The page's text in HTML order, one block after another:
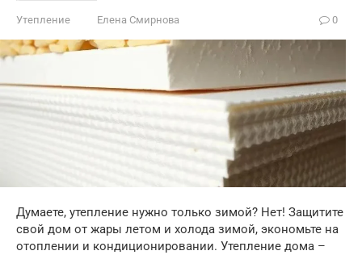
Утепление Елена Смирнова 0
Думаете, утепление нужно только зимой? Нет! Защитите
свой дом от жары летом и холода зимой, экономьте на
отоплении и кондиционировании. Утепление дома –